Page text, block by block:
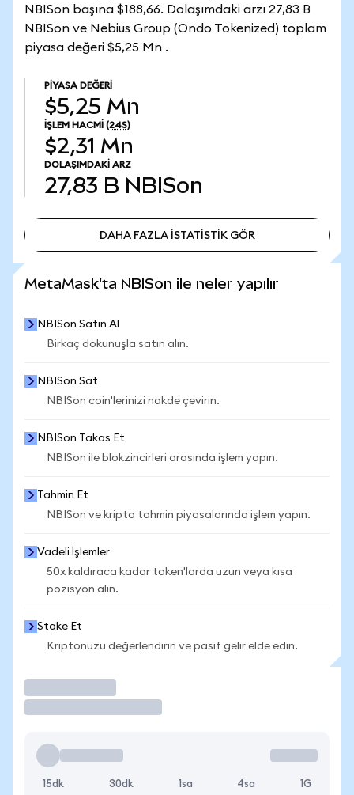
NBISon başına $188,66. Dolaşımdaki arzı 27,83 B
NBISon ve Nebius Group (Ondo Tokenized) toplam
piyasa değeri $5,25 Mn .
PIYASA DEĞERI
$5,25 Mn
İŞLEM HACMI (24S)
$2,31 Mn
DOLAŞIMDAKI ARZ
27,83 B NBISon
DAHA FAZLA İSTATİSTİK GÖR
MetaMask'ta NBISon ile neler yapılır
NBISon Satın Al
Birkaç dokunuşla satın alın.
NBISon Sat
NBISon coin'lerinizi nakde çevirin.
NBISon Takas Et
NBISon ile blokzincirleri arasında işlem yapın.
Tahmin Et
NBISon ve kripto tahmin piyasalarında işlem yapın.
Vadeli İşlemler
50x kaldıraca kadar token'larda uzun veya kısa
pozisyon alın.
Stake Et
Kriptonuzu değerlendirin ve pasif gelir elde edin.
15dk 30dk 1sa 4sa 1G